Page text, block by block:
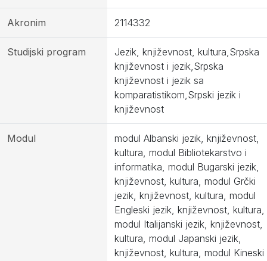
Akronim 2114332
Studijski program
Jezik, književnost, kultura,Srpska
književnost i jezik,Srpska
književnost i jezik sa
komparatistikom,Srpski jezik i
književnost
Modul
modul Albanski jezik, književnost,
kultura, modul Bibliotekarstvo i
informatika, modul Bugarski jezik,
književnost, kultura, modul Grčki
jezik, književnost, kultura, modul
Engleski jezik, književnost, kultura,
modul Italijanski jezik, književnost,
kultura, modul Japanski jezik,
književnost, kultura, modul Kineski